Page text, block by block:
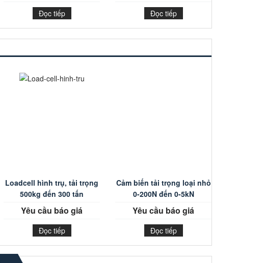
Đọc tiếp Đọc tiếp
Loadcell hình trụ, tải trọng
500kg đến 300 tấn
Yêu cầu báo giá
Đọc tiếp
Cảm biến tải trọng loại nhỏ
0-200N đến 0-5kN
Yêu cầu báo giá
Đọc tiếp